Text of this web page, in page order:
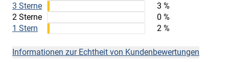
3 Sterne
3 %
2 Sterne
0 %
1 Stern
2 %
Informationen zur Echtheit von Kundenbewertungen